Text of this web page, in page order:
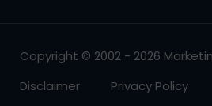
Copyright © 2002 - 2026
Disclaimer
Privacy Policy